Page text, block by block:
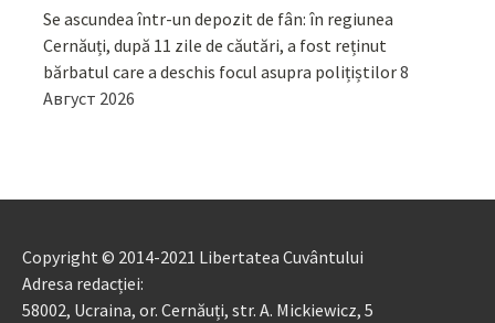
Se ascundea într-un depozit de fân: în regiunea
Cernăuți, după 11 zile de căutări, a fost reținut
bărbatul care a deschis focul asupra polițiștilor8
Август 2026
Copyright © 2014-2021 Libertatea Cuvântului
Adresa redacției:
58002, Ucraina, or. Cernăuți, str. A. Mickiewicz, 5